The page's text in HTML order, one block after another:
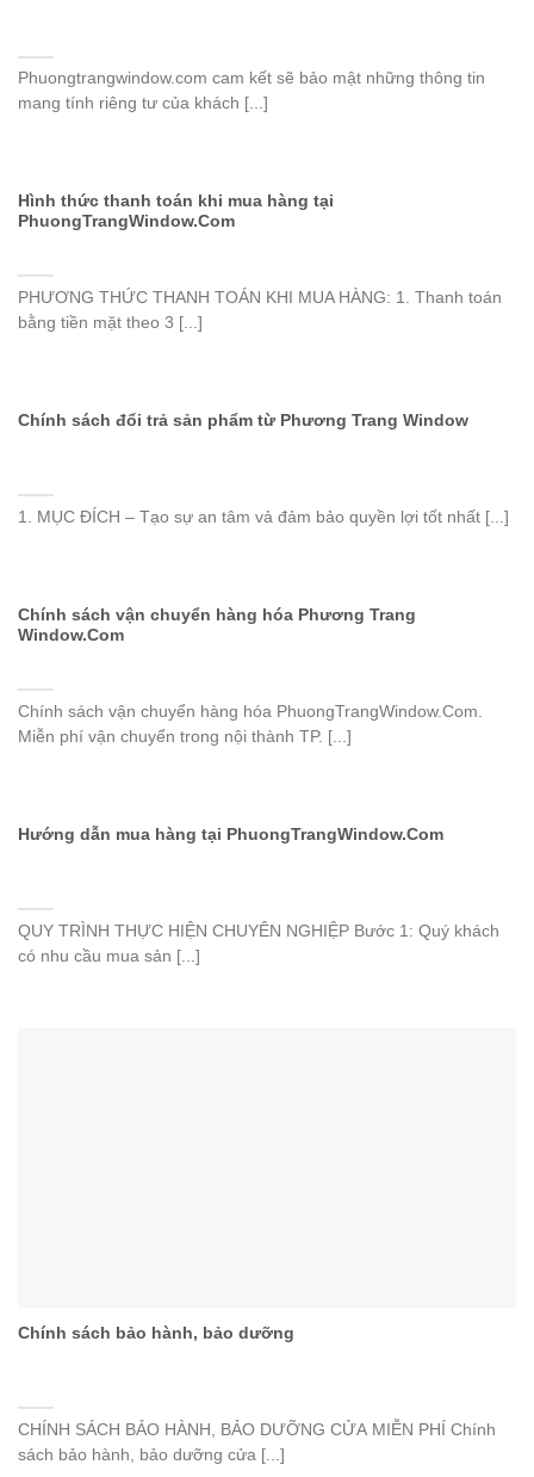
Phuongtrangwindow.com cam kết sẽ bảo mật những thông tin
mang tính riêng tư của khách [...]
Hình thức thanh toán khi mua hàng tại
PhuongTrangWindow.Com
PHƯƠNG THỨC THANH TOÁN KHI MUA HÀNG: 1. Thanh toán
bằng tiền mặt theo 3 [...]
Chính sách đổi trả sản phẩm từ Phương Trang Window
1. MỤC ĐÍCH – Tạo sự an tâm vả đảm bảo quyền lợi tốt nhất [...]
Chính sách vận chuyển hàng hóa Phương Trang
Window.Com
Chính sách vận chuyển hàng hóa PhuongTrangWindow.Com.
Miễn phí vận chuyển trong nội thành TP. [...]
Hướng dẫn mua hàng tại PhuongTrangWindow.Com
QUY TRÌNH THỰC HIỆN CHUYÊN NGHIỆP Bước 1: Quý khách
có nhu cầu mua sản [...]
Chính sách bảo hành, bảo dưỡng
CHÍNH SÁCH BẢO HÀNH, BẢO DƯỠNG CỬA MIỄN PHÍ Chính
sách bảo hành, bảo dưỡng cửa [...]